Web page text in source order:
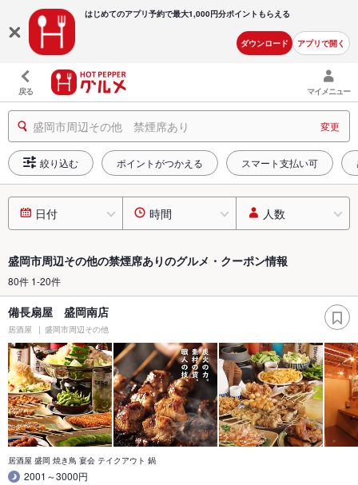
はじめてのアプリ予約で最大1,000円分ポイントもらえる
ダウンロード アプリで開く
戻る マイメニュー
盛岡市周辺その他 禁煙席あり 変更
絞り込む ポイントがつかえる スマート支払い可
日付 時間 人数
盛岡市周辺その他の禁煙席ありのグルメ・クーポン情報
80件 1-20件
備長扇屋 盛岡南店
居酒屋 盛岡市周辺その他
居酒屋 盛岡 焼き鳥 宴会 テイクアウト 鍋
2001～3000円